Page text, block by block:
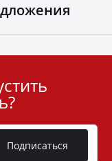
Подписаться